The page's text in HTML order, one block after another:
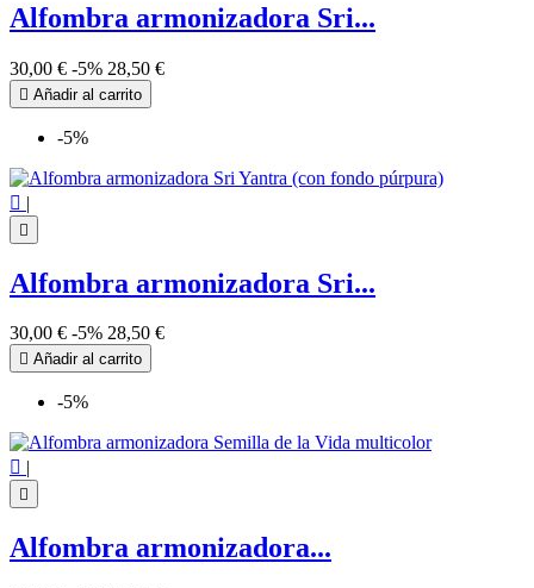
Alfombra armonizadora Sri...
30,00 € -5% 28,50 €
 Añadir al carrito
-5%
 |

Alfombra armonizadora Sri...
30,00 € -5% 28,50 €
 Añadir al carrito
-5%
 |

Alfombra armonizadora...